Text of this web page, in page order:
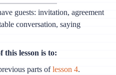
guests: invitation, agreement
conversation, saying
this lesson is to:
parts oflesson 4.